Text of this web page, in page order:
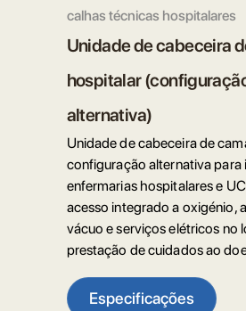
calhas técnicas hospitalares
Unidade de cabeceira
hospitalar
alternativa)
Unidade de cabeceira de
configuração alternativa para
enfermarias hospitalares e
acesso integrado a oxigénio,
vácuo e serviços elétricos no
prestação de cuidados ao
Especificações